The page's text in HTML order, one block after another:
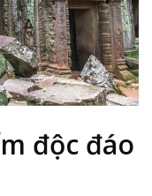
độc đáo